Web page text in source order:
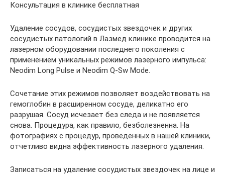
Консультация в клинике бесплатная
Удаление сосудов, сосудистых звездочек и других
сосудистых патологий в Лазмед клинике проводится на
лазерном оборудовании последнего поколения с
применением уникальных режимов лазерного импульса:
Neodim Long Pulse и Neodim Q-Sw Mode.
Сочетание этих режимов позволяет воздействовать на
гемоглобин в расширенном сосуде, деликатно его
разрушая. Сосуд исчезает без следа и не появляется
снова. Процедура, как правило, безболезненна. На
фотографиях с процедур, проведенных в нашей клиники,
отчетливо видна эффективность лазерного удаления.
Записаться на удаление сосудистых звездочек на лице и